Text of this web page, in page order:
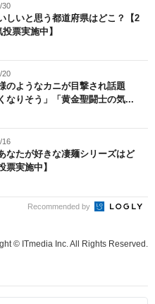
30
しいと思う都道府県はどこ？【2
票実施中】
20
のようなカニが目撃され話題
りそう」「黄金聖闘士の気...
16
なたが好きな凄麺シリーズはど
票実施中】
Recommended by
© ITmedia Inc. All Rights Reserved.